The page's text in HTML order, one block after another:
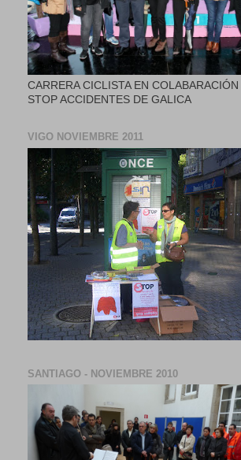
CARRERA CICLISTA EN COLABARACIÓN
STOP ACCIDENTES DE GALICA
VIGO NOVIEMBRE 2011
SANTIAGO - NOVIEMBRE 2010